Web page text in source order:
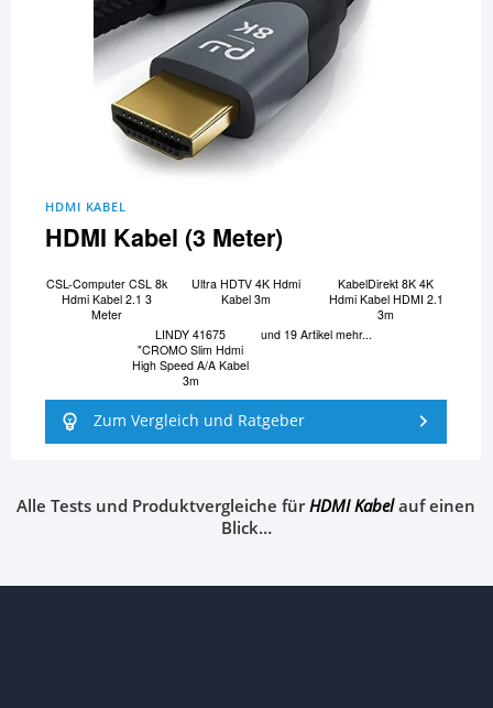
HDMI KABEL
HDMI Kabel (3 Meter)
CSL-Computer CSL 8k
Hdmi Kabel 2.1 3
Meter
Ultra HDTV 4K Hdmi
Kabel 3m
KabelDirekt 8K 4K
Hdmi Kabel HDMI 2.1
3m
LINDY 41675
"CROMO Slim Hdmi
High Speed A/A Kabel
3m
und 19 Artikel mehr...
Zum Vergleich und Ratgeber
Alle Tests und Produktvergleiche fürHDMI Kabelauf einen
Blick…